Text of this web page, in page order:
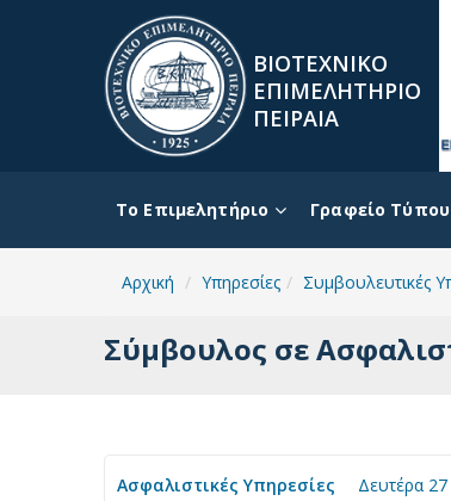
ΒΙΟΤΕΧΝΙΚΟ
ΕΠΙΜΕΛΗΤΗΡΙΟ
ΠΕΙΡΑΙΑ
To Επιμελητήριο Γραφείο Τύπου
Αρχική Υπηρεσίες Συμβουλευτικές
Σύμβουλος σε
Ασφαλιστικές Υπηρεσίες Δευτέρα 27